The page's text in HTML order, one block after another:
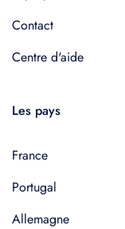
Contact
Centre d'aide
Les pays
France
Portugal
Allemagne